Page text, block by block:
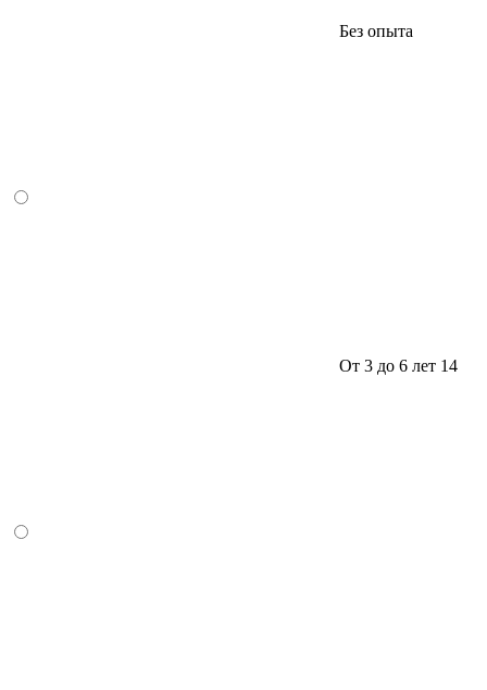
Без опыта
От 3 до 6 лет 14